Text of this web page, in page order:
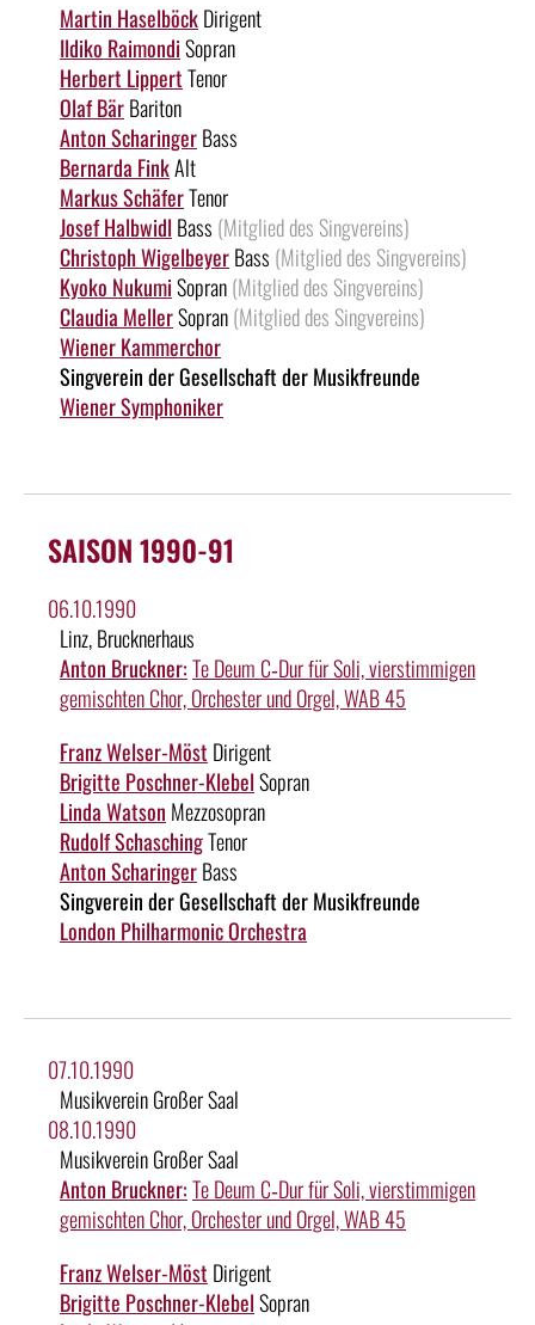
Martin HaselböckDirigent
Ildiko RaimondiSopran
Herbert LippertTenor
Olaf BärBariton
Anton ScharingerBass
Bernarda FinkAlt
Markus SchäferTenor
Josef Halbwidl Bass (Mitglied des Singvereins)
Christoph WigelbeyerBass (Mitglied des Singvereins)
Kyoko NukumiSopran(Mitglied des Singvereins)
Claudia MellerSopran(Mitglied des Singvereins)
Wiener Kammerchor
Singverein der Gesellschaft der Musikfreunde
Wiener Symphoniker
SAISON 1990-91
06.10.1990
Linz, Brucknerhaus
Anton Bruckner:Te Deum C‑Dur für Soli, vierstimmigen
gemischten Chor, Orchester und Orgel, WAB 45
Franz Welser-Möst Dirigent
Brigitte Poschner-KlebelSopran
Linda Watson Mezzosopran
Rudolf SchaschingTenor
Anton ScharingerBass
Singverein der Gesellschaft der Musikfreunde
London Philharmonic Orchestra
07.10.1990
Musikverein Großer Saal
08.10.1990
Musikverein Großer Saal
Anton Bruckner:Te Deum C‑Dur für Soli, vierstimmigen
gemischten Chor, Orchester und Orgel, WAB 45
Franz Welser-Möst Dirigent
Brigitte Poschner-KlebelSopran